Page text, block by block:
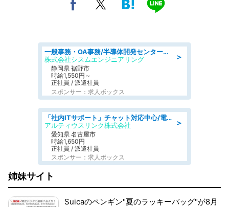
＞
一般事務・OA事務/半導体開発センター内で事務&軽作業スタッフ、募集
株式会社シスムエンジニアリング
静岡県 裾野市
時給1,550円～
正社員 / 派遣社員
スポンサー：求人ボックス
＞
「社内ITサポート」チャット対応中心/電話少なめ/土日祝休/名古屋市港区
アルティウスリンク株式会社
愛知県 名古屋市
時給1,650円
正社員 / 派遣社員
スポンサー：求人ボックス
姉妹サイト
Suicaのペンギン"夏のラッキーバッグ"が8月